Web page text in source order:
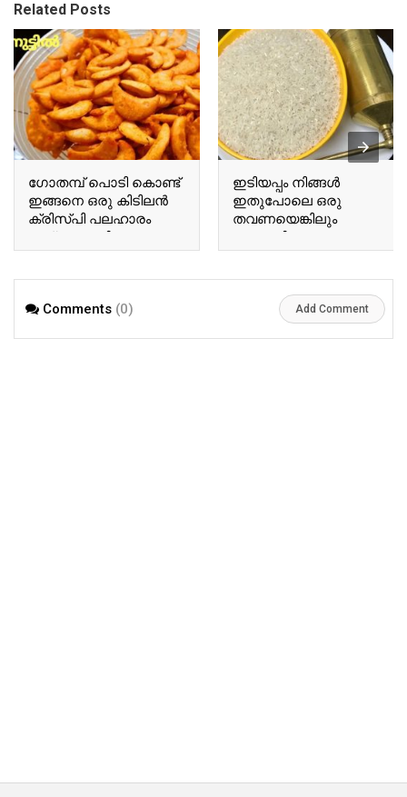
Related Posts
ഗോതമ്പ് പൊടി കൊണ്ട്
ഇങ്ങനെ ഒരു കിടിലൻ
ക്രിസ്പി പലഹാരം
തയ്യാറാക്കിയാലോ..?
ഇടിയപ്പം നിങ്ങൾ
ഇതുപോലെ ഒരു
തവണയെങ്കിലും
ഉണ്ടാക്കി നോക്കൂ…
പിന്നെ ഇങ്ങനെ
Comments (0) Add Comment